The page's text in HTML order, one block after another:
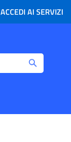
ACCEDI AI SERVIZI
Search